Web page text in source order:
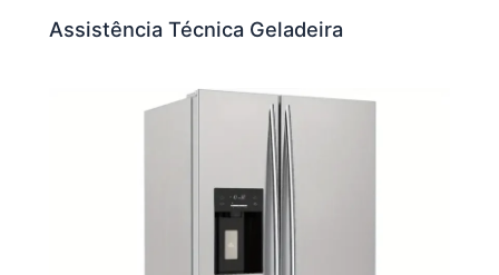
Assistência Técnica Geladeira